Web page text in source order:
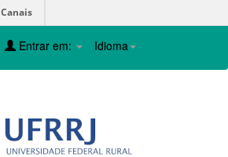
Canais
Idioma
Entrar em: